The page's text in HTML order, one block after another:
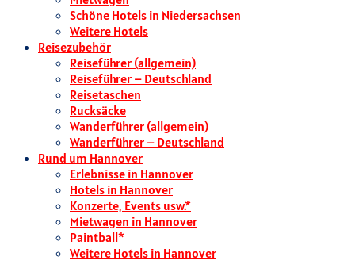
Schöne Hotels in Niedersachsen
Weitere Hotels
Reisezubehör
Reiseführer (allgemein)
Reiseführer – Deutschland
Reisetaschen
Rucksäcke
Wanderführer (allgemein)
Wanderführer – Deutschland
Rund um Hannover
Erlebnisse in Hannover
Hotels in Hannover
Konzerte, Events usw.*
Mietwagen in Hannover
Paintball*
Weitere Hotels in Hannover